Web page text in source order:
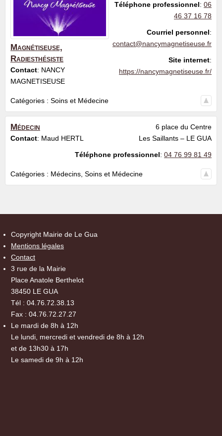
Magnétiseuse,
Radiesthésiste
Contact: NANCY
MAGNETISEUSE
Téléphone professionnel: 06
46 37 16 78
Courriel personnel:
contact@nancymagnetiseuse.fr
Site internet:
https://nancymagnetiseuse.fr/
Catégories : Soins et Médecine
Médecin
Contact: Maud HERTL
6 place du Centre
Les Saillants – LE GUA
Téléphone professionnel: 04 76 99 81 49
Catégories : Médecins Soins et Médecine
Copyright Mairie de Le Gua
Mentions légales
Contact
3 rue de la Mairie
Place Anatole Berthelot
38450 LE GUA
Tél : 04.76.72.38.13
Fax : 04.76.72.27.27
Le mardi de 8h à 12h
Le lundi, mercredi et vendredi de 8h à 12h
et de 13h30 à 17h
Le samedi de 9h à 12h